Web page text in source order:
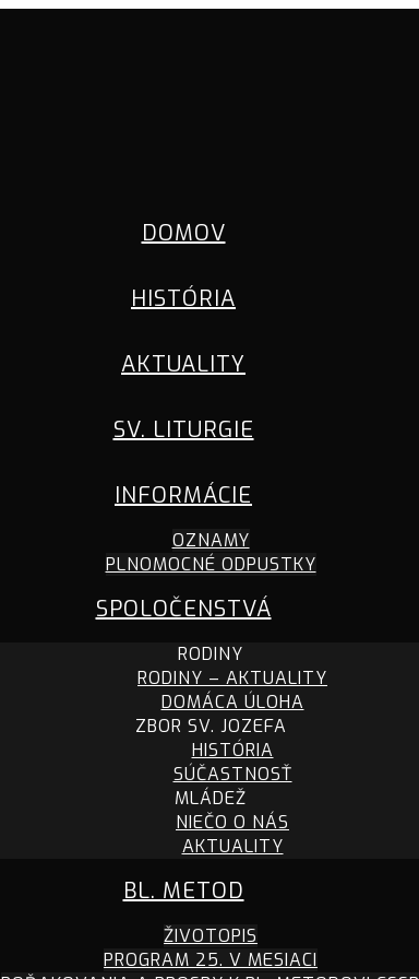
DOMOV
HISTÓRIA
AKTUALITY
SV. LITURGIE
INFORMÁCIE
OZNAMY
PLNOMOCNÉ ODPUSTKY
SPOLOČENSTVÁ
RODINY
RODINY – AKTUALITY
DOMÁCA ÚLOHA
ZBOR SV. JOZEFA
HISTÓRIA
SÚČASTNOSŤ
MLÁDEŽ
NIEČO O NÁS
AKTUALITY
BL. METOD
ŽIVOTOPIS
PROGRAM 25. V MESIACI